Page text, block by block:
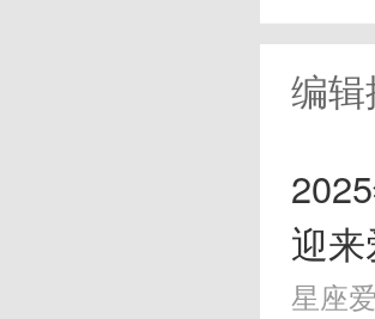
你
一切
爱
们的
编
迎
星座